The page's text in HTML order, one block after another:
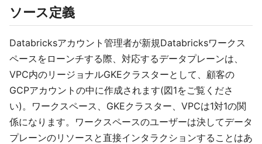
ソース定義
Databricksアカウント管理者が新規Databricksワークス
ペースをローンチする際、対応するデータプレーンは、
VPC内のリージョナルGKEクラスターとして、顧客の
GCPアカウントの中に作成されます(図1をご覧くださ
い)。ワークスペース、GKEクラスター、VPCは1対1の関
係になります。ワークスペースのユーザーは決してデータ
プレーンのリソースと直接インタラクションすることはあ